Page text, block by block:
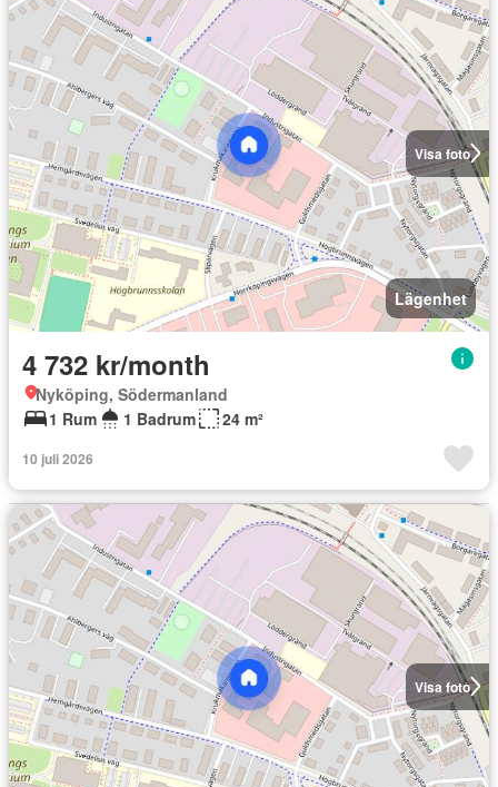
Visa foto
Lägenhet
4 732 kr/month
Nyköping, Södermanland
1 Rum
1 Badrum 24 m²
10 juli 2026
Visa foto